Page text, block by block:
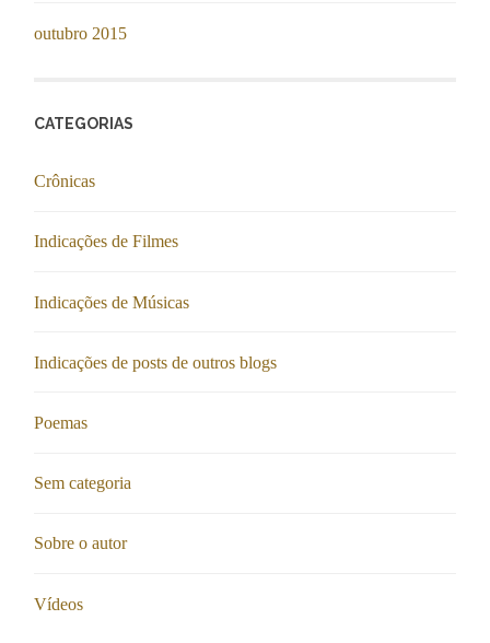
outubro 2015
CATEGORIAS
Crônicas
Indicações de Filmes
Indicações de Músicas
Indicações de posts de outros blogs
Poemas
Sem categoria
Sobre o autor
Vídeos